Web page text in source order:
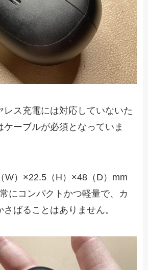
レス充電には対応していないた
ケーブルが必須となっていま
W）×22.5（H）×48（D）mm
にコンパクトかつ軽量で、カ
ばることはありません。